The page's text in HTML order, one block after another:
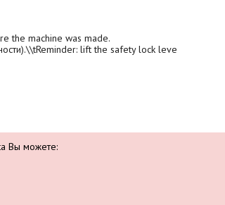
the machine was made.
.\\tReminder: lift the safety lock leve
Вы можете: